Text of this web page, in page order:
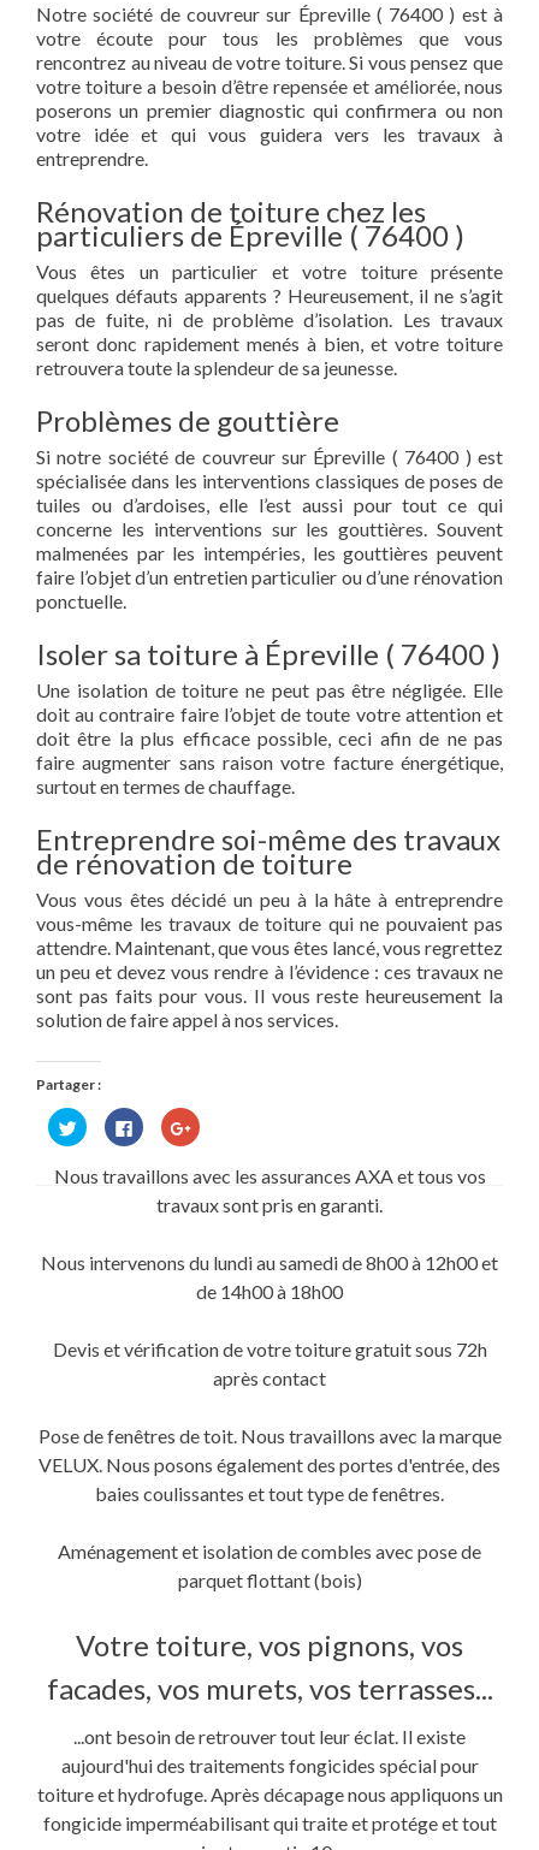
Notre société de couvreur sur Épreville ( 76400 ) est à
votre écoute pour tous les problèmes que vous
rencontrez au niveau de votre toiture. Si vous pensez que
votre toiture a besoin d’être repensée et améliorée, nous
poserons un premier diagnostic qui confirmera ou non
votre idée et qui vous guidera vers les travaux à
entreprendre.
Rénovation de toiture chez les
particuliers de Épreville ( 76400 )
Vous êtes un particulier et votre toiture présente
quelques défauts apparents ? Heureusement, il ne s’agit
pas de fuite, ni de problème d’isolation. Les travaux
seront donc rapidement menés à bien, et votre toiture
retrouvera toute la splendeur de sa jeunesse.
Problèmes de gouttière
Si notre société de couvreur sur Épreville ( 76400 ) est
spécialisée dans les interventions classiques de poses de
tuiles ou d’ardoises, elle l’est aussi pour tout ce qui
concerne les interventions sur les gouttières. Souvent
malmenées par les intempéries, les gouttières peuvent
faire l’objet d’un entretien particulier ou d’une rénovation
ponctuelle.
Isoler sa toiture à Épreville ( 76400 )
Une isolation de toiture ne peut pas être négligée. Elle
doit au contraire faire l’objet de toute votre attention et
doit être la plus efficace possible, ceci afin de ne pas
faire augmenter sans raison votre facture énergétique,
surtout en termes de chauffage.
Entreprendre soi-même des travaux
de rénovation de toiture
Vous vous êtes décidé un peu à la hâte à entreprendre
vous-même les travaux de toiture qui ne pouvaient pas
attendre. Maintenant, que vous êtes lancé, vous regrettez
un peu et devez vous rendre à l’évidence : ces travaux ne
sont pas faits pour vous. Il vous reste heureusement la
solution de faire appel à nos services.
Partager :
Cliquez
pour
partager
Twitter(ouvre
Cliquez
pour
partager
sur
Facebook(ouvre
dans
une
Cliquez
pour
Google+
dans
fenêtre)
Nous travaillons avec les assurances AXA et tous vos
travaux sont pris en garanti.
Nous intervenons du lundi au samedi de 8h00 à 12h00 et
de 14h00 à 18h00
Devis et vérification de votre toiture gratuit sous 72h
après contact
Pose de fenêtres de toit. Nous travaillons avec la marque
VELUX. Nous posons également des portes d'entrée, des
baies coulissantes et tout type de fenêtres.
Aménagement et isolation de combles avec pose de
parquet flottant (bois)
Votre toiture, vos pignons, vos
facades, vos murets, vos terrasses...
...ont besoin de retrouver tout leur éclat. Il existe
aujourd'hui des traitements fongicides spécial pour
toiture et hydrofuge. Après décapage nous appliquons un
fongicide imperméabilisant qui traite et protége et tout